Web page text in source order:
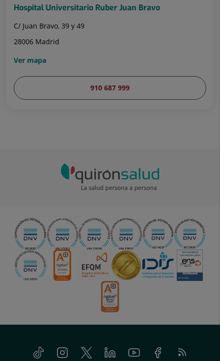
Hospital Universitario Ruber Juan Bravo
C/ Juan Bravo, 39 y 49
28006 Madrid
Ver mapa
910 687 999
Tiktok InstagramTwitter LinkedinYoutube FacebookFeed
RSS